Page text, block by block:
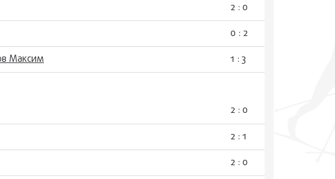
2 : 0
0 : 2
Максим
1 : 3
2 : 0
2 : 1
2 : 0